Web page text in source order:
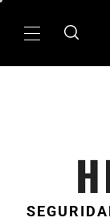
MenÃº